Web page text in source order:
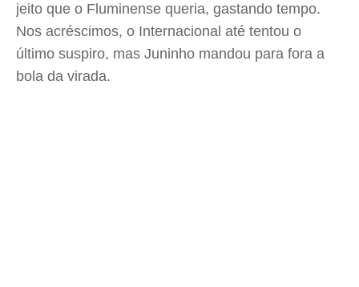
jeito que o Fluminense queria, gastando tempo.
Nos acréscimos, o Internacional até tentou o
último suspiro, mas Juninho mandou para fora a
bola da virada.